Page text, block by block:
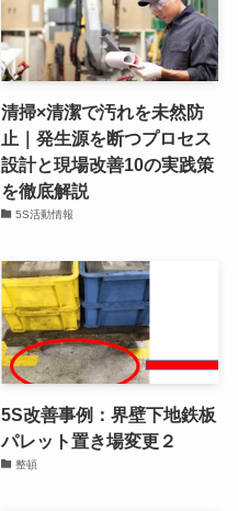
清掃×清潔で汚れを未然防
止｜発生源を断つプロセス
設計と現場改善10の実践策
を徹底解説
5S活動情報
5S改善事例：界壁下地鉄板
パレット置き場変更２
整頓